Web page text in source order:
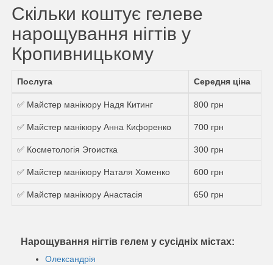
Скільки коштує гелеве
нарощування нігтів у
Кропивницькому
Послуга Середня ціна
✅ Майстер манікюру Надя Китинг 800 грн
✅ Майстер манікюру Анна Кифоренко 700 грн
✅ Косметологія Эгоистка 300 грн
✅ Майстер манікюру Наталя Хоменко 600 грн
✅ Майстер манікюру Анастасія 650 грн
Нарощування нігтів гелем у сусідніх містах:
Олександрія